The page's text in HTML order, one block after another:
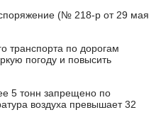
(№ 218‑р от 29 мая
транспорта по дорогам
погоду и повысить
5 тонн запрещено по
воздуха превышает 32